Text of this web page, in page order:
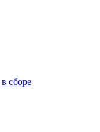
сборе